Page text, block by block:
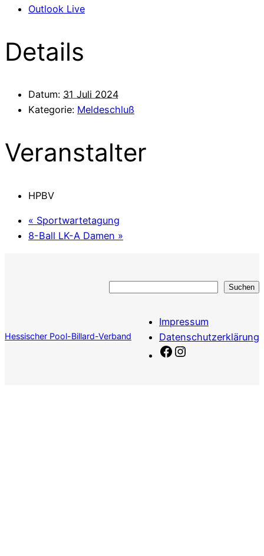
Outlook Live
Details
Datum: 31 Juli 2024
Kategorie: Meldeschluß
Veranstalter
HPBV
« Sportwartetagung
8-Ball LK-A Damen »
Suchen
Hessischer Pool-Billard-Verband
Impressum
Datenschutzerklärung
Facebook
Instagram